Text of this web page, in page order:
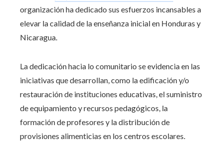
organización ha dedicado sus esfuerzos incansables a
elevar la calidad de la enseñanza inicial en Honduras y
Nicaragua.
La dedicación hacia lo comunitario se evidencia en las
iniciativas que desarrollan, como la edificación y/o
restauración de instituciones educativas, el suministro
de equipamiento y recursos pedagógicos, la
formación de profesores y la distribución de
provisiones alimenticias en los centros escolares.